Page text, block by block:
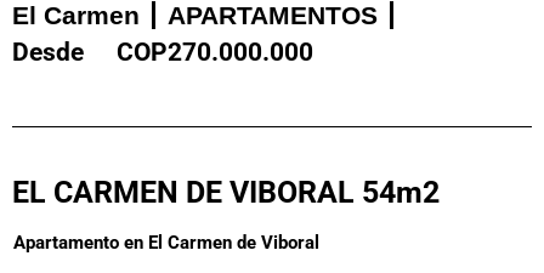
El Carmen APARTAMENTOS
Desde COP270.000.000
EL CARMEN DE VIBORAL 54m2
Apartamento en El Carmen de Viboral